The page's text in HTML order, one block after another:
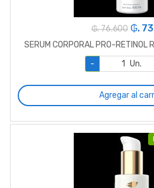
₲. 76.600 ₲.
SERUM CORPORAL PRO-RETINOL
-
Un.
Agregar al